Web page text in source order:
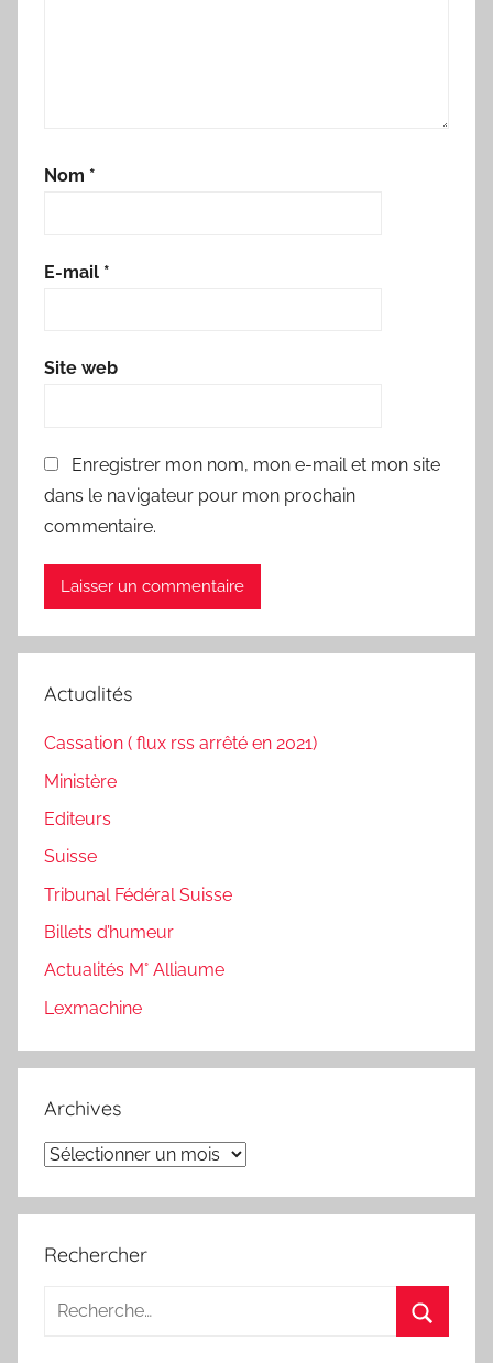
Nom *
E-mail *
Site web
Enregistrer mon nom, mon e-mail et mon site
dans le navigateur pour mon prochain
commentaire.
Actualités
Cassation ( flux rss arrêté en 2021)
Ministère
Editeurs
Suisse
Tribunal Fédéral Suisse
Billets d’humeur
Actualités M° Alliaume
Lexmachine
Archives
Archives
Rechercher
Recherche